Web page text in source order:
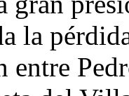
la
entre